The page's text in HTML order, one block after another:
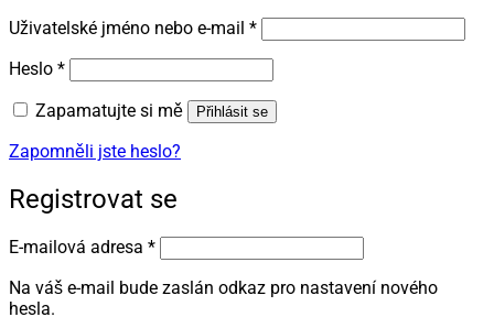
Uživatelské jméno nebo e-mail *Povinné
Heslo *Povinné
Zapamatujte si mě Přihlásit se
Zapomněli jste heslo?
Registrovat se
E-mailová adresa *Povinné
Na váš e-mail bude zaslán odkaz pro nastavení nového
hesla.